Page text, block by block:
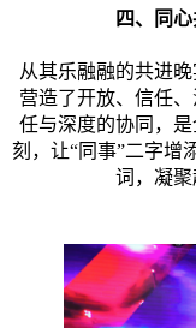
四、同
从其乐融融的共进
营造了开放、信任
任与深度的协同，
刻，让“同事”二字增
词，凝聚